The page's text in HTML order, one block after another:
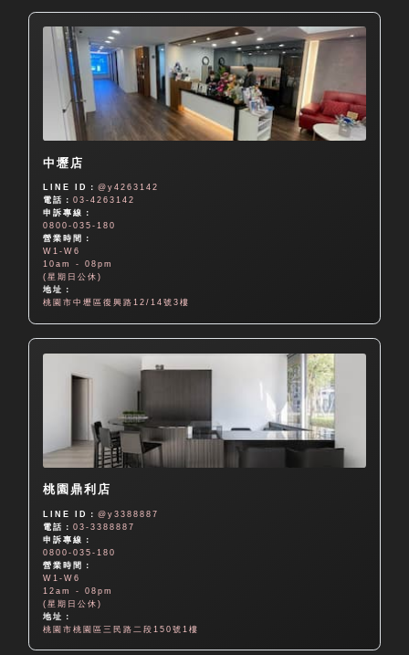
中壢店
LINE ID：@y4263142
電話：03-4263142
申訴專線：
0800-035-180
營業時間：
W1-W6
10am - 08pm
(星期日公休)
地址：
桃園市中壢區復興路12/14號3樓
桃園鼎利店
LINE ID：@y3388887
電話：03-3388887
申訴專線：
0800-035-180
營業時間：
W1-W6
12am - 08pm
(星期日公休)
地址：
桃園市桃園區三民路二段150號1樓